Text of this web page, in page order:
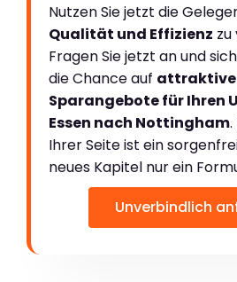
Nutzen Sie jetzt die
Qualität und Effizienz zu
Fragen Sie jetzt an und
die Chance auf attraktive
Sparangebote für Ihren
Essen nach Nottingham
Ihrer Seite ist ein
neues Kapitel nur ein
Unverbindlich